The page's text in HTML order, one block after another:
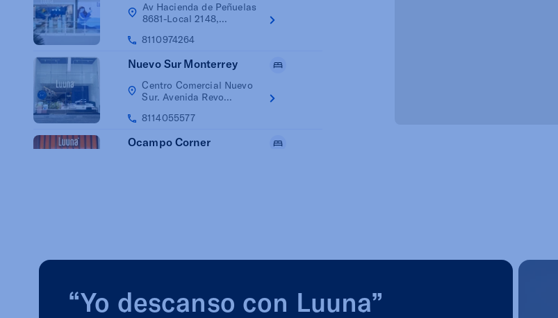
Av Hacienda de Peñuelas
8681-Local 2148,...
8110974264
Nuevo Sur Monterrey
Centro Comercial Nuevo
Sur. Avenida Revo...
8114055577
Ocampo Corner
Patio Lincoln
“Yo descanso con Luuna”